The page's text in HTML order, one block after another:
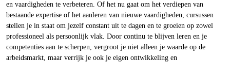
en vaardigheden te verbeteren. Of het nu gaat om het verdiepen van
bestaande expertise of het aanleren van nieuwe vaardigheden, cursussen
stellen je in staat om jezelf constant uit te dagen en te groeien op zowel
professioneel als persoonlijk vlak. Door continu te blijven leren en je
competenties aan te scherpen, vergroot je niet alleen je waarde op de
arbeidsmarkt, maar verrijk je ook je eigen ontwikkeling en